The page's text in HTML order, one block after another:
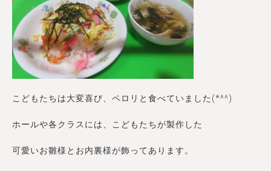
こどもたちは大変喜び、ペロリと食べていました(*^^)
ホールや各クラスには、こどもたちが製作した
可愛いお雛様とお内裏様が飾ってあります。